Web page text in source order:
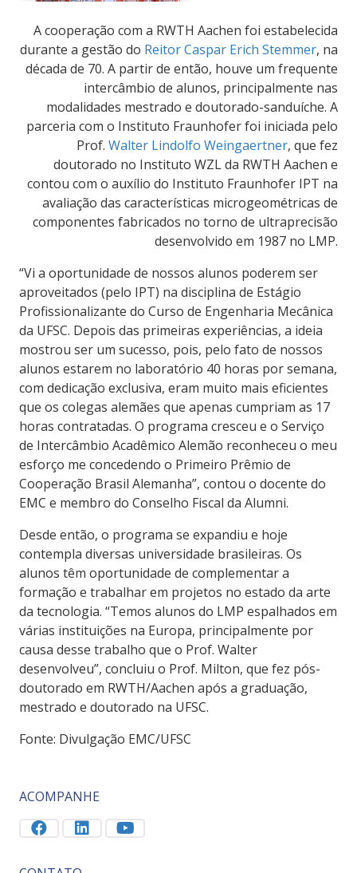
A cooperação com a RWTH Aachen foi estabelecida
durante a gestão do Reitor Caspar Erich Stemmer, na
década de 70. A partir de então, houve um frequente
intercâmbio de alunos, principalmente nas
modalidades mestrado e doutorado-sanduíche. A
parceria com o Instituto Fraunhofer foi iniciada pelo
Prof. Walter Lindolfo Weingaertner, que fez
doutorado no Instituto WZL da RWTH Aachen e
contou com o auxílio do Instituto Fraunhofer IPT na
avaliação das características microgeométricas de
componentes fabricados no torno de ultraprecisão
desenvolvido em 1987 no LMP.
“Vi a oportunidade de nossos alunos poderem ser
aproveitados (pelo IPT) na disciplina de Estágio
Profissionalizante do Curso de Engenharia Mecânica
da UFSC. Depois das primeiras experiências, a ideia
mostrou ser um sucesso, pois, pelo fato de nossos
alunos estarem no laboratório 40 horas por semana,
com dedicação exclusiva, eram muito mais eficientes
que os colegas alemães que apenas cumpriam as 17
horas contratadas. O programa cresceu e o Serviço
de Intercâmbio Acadêmico Alemão reconheceu o meu
esforço me concedendo o Primeiro Prêmio de
Cooperação Brasil Alemanha”, contou o docente do
EMC e membro do Conselho Fiscal da Alumni.
Desde então, o programa se expandiu e hoje
contempla diversas universidade brasileiras. Os
alunos têm oportunidade de complementar a
formação e trabalhar em projetos no estado da arte
da tecnologia. “Temos alunos do LMP espalhados em
várias instituições na Europa, principalmente por
causa desse trabalho que o Prof. Walter
desenvolveu”, concluiu o Prof. Milton, que fez pós-
doutorado em RWTH/Aachen após a graduação,
mestrado e doutorado na UFSC.
Fonte: Divulgação EMC/UFSC
ACOMPANHE